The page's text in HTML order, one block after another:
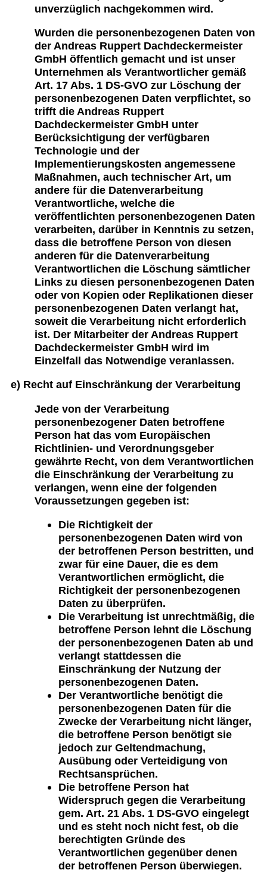
unverzüglich nachgekommen wird.
Wurden die personenbezogenen Daten von
der Andreas Ruppert Dachdeckermeister
GmbH öffentlich gemacht und ist unser
Unternehmen als Verantwortlicher gemäß
Art. 17 Abs. 1 DS-GVO zur Löschung der
personenbezogenen Daten verpflichtet, so
trifft die Andreas Ruppert
Dachdeckermeister GmbH unter
Berücksichtigung der verfügbaren
Technologie und der
Implementierungskosten angemessene
Maßnahmen, auch technischer Art, um
andere für die Datenverarbeitung
Verantwortliche, welche die
veröffentlichten personenbezogenen Daten
verarbeiten, darüber in Kenntnis zu setzen,
dass die betroffene Person von diesen
anderen für die Datenverarbeitung
Verantwortlichen die Löschung sämtlicher
Links zu diesen personenbezogenen Daten
oder von Kopien oder Replikationen dieser
personenbezogenen Daten verlangt hat,
soweit die Verarbeitung nicht erforderlich
ist. Der Mitarbeiter der Andreas Ruppert
Dachdeckermeister GmbH wird im
Einzelfall das Notwendige veranlassen.
e) Recht auf Einschränkung der Verarbeitung
Jede von der Verarbeitung
personenbezogener Daten betroffene
Person hat das vom Europäischen
Richtlinien- und Verordnungsgeber
gewährte Recht, von dem Verantwortlichen
die Einschränkung der Verarbeitung zu
verlangen, wenn eine der folgenden
Voraussetzungen gegeben ist:
Die Richtigkeit der
personenbezogenen Daten wird von
der betroffenen Person bestritten, und
zwar für eine Dauer, die es dem
Verantwortlichen ermöglicht, die
Richtigkeit der personenbezogenen
Daten zu überprüfen.
Die Verarbeitung ist unrechtmäßig, die
betroffene Person lehnt die Löschung
der personenbezogenen Daten ab und
verlangt stattdessen die
Einschränkung der Nutzung der
personenbezogenen Daten.
Der Verantwortliche benötigt die
personenbezogenen Daten für die
Zwecke der Verarbeitung nicht länger,
die betroffene Person benötigt sie
jedoch zur Geltendmachung,
Ausübung oder Verteidigung von
Rechtsansprüchen.
Die betroffene Person hat
Widerspruch gegen die Verarbeitung
gem. Art. 21 Abs. 1 DS-GVO eingelegt
und es steht noch nicht fest, ob die
berechtigten Gründe des
Verantwortlichen gegenüber denen
der betroffenen Person überwiegen.